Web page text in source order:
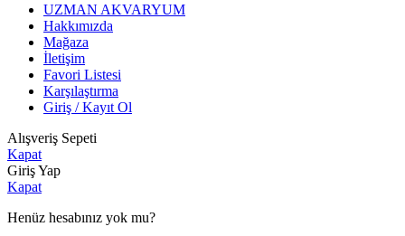
UZMAN AKVARYUM
Hakkımızda
Mağaza
İletişim
Favori Listesi
Karşılaştırma
Giriş / Kayıt Ol
Alışveriş Sepeti
Kapat
Giriş Yap
Kapat
Henüz hesabınız yok mu?